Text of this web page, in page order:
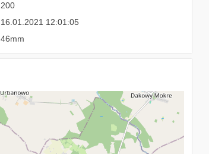
200
16.01.2021 12:01:05
46mm